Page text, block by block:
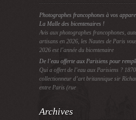
Photographes francophones à vos
La Malle des bicentenaires !
Avis aux photographes francophones,
artisans en 2026, les Nautes de Paris
2026 est l’année du bicentenaire
De l’eau offerte aux Parisiens pour
Qui a offert de l’eau aux Parisiens ?
collectionneur d’art britannique sir
entre Paris (rue
Archives